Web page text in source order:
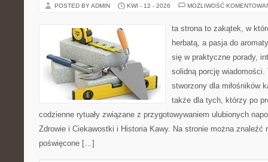
POSTED BY ADMIN KWI - 12 - 2026 MOŻLIWOŚĆ
ta strona to zakątek, w
herbatą, a pasja do
się w praktyczne porady,
solidną porcję wiadomości.
stworzony dla miłośników
także dla tych, którzy po
codzienne rytuały związane z przygotowywaniem ulubionych
Zdrowie i Ciekawostki i Historia Kawy. Na stronie można znaleźć
poświęcone […]